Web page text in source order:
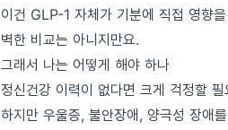
이건 GLP-1 자체가 기분에 직접 영향
벽한 비교는 아니지만요.
그래서 나는 어떻게 해야 하나
정신건강 이력이 없다면 크게 걱정할
하지만 우울증, 불안장애, 양극성 장애